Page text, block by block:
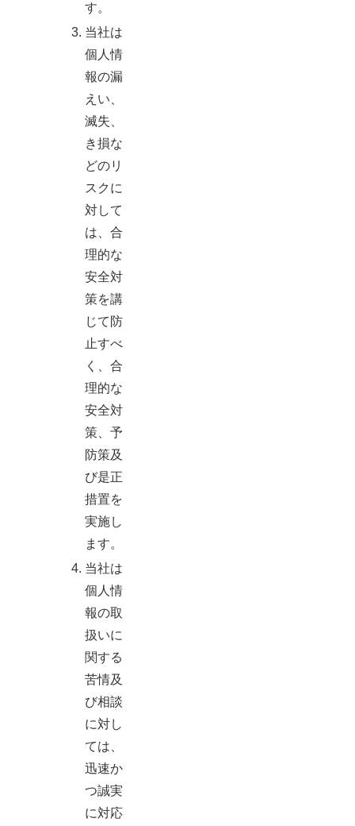
す。
当社は
個人情
報の漏
えい、
滅失、
き損な
どのリ
スクに
対して
は、合
理的な
安全対
策を講
じて防
止すべ
く、合
理的な
安全対
策、予
防策及
び是正
措置を
実施し
ます。
当社は
個人情
報の取
扱いに
関する
苦情及
び相談
に対し
ては、
迅速か
つ誠実
に対応